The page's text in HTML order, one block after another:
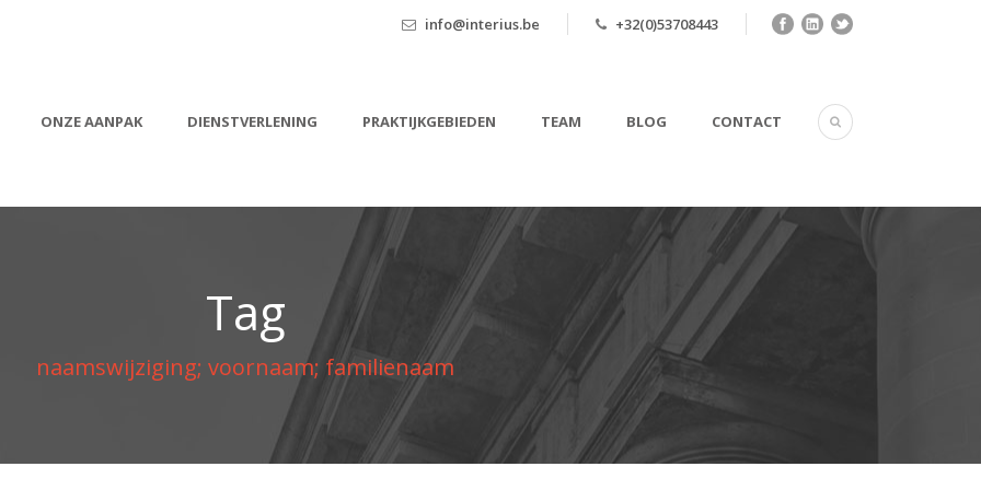
info@interius.be +32(0)53708443
ONZE AANPAK DIENSTVERLENING PRAKTIJKGEBIEDEN TEAM BLOG CONTACT
Tag
naamswijziging; voornaam; familienaam